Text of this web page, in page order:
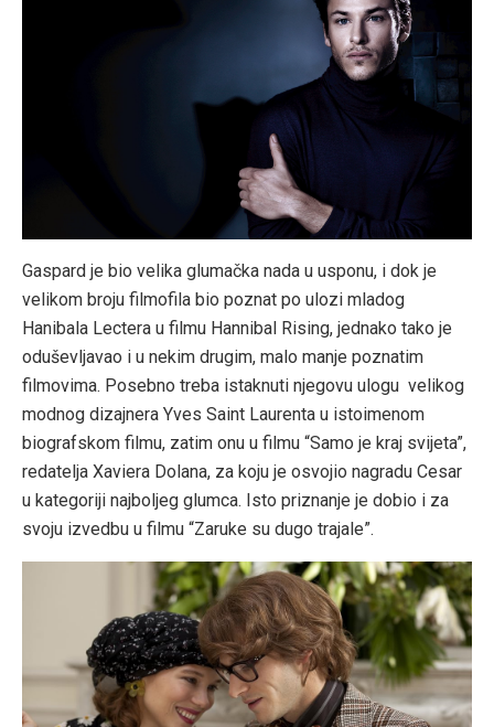
Gaspard je bio velika glumačka nada u usponu, i dok je
velikom broju filmofila bio poznat po ulozi mladog
Hanibala Lectera u filmu Hannibal Rising, jednako tako je
oduševljavao i u nekim drugim, malo manje poznatim
filmovima. Posebno treba istaknuti njegovu ulogu velikog
modnog dizajnera Yves Saint Laurenta u istoimenom
biografskom filmu, zatim onu u filmu “Samo je kraj svijeta”,
redatelja Xaviera Dolana, za koju je osvojio nagradu Cesar
u kategoriji najboljeg glumca. Isto priznanje je dobio i za
svoju izvedbu u filmu “Zaruke su dugo trajale”.